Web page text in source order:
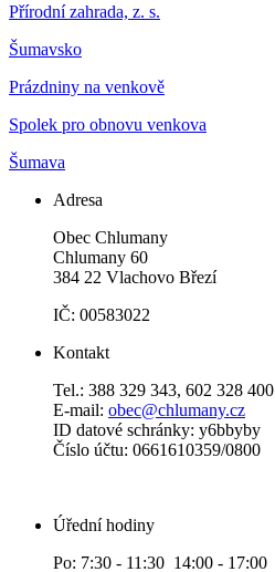
Přírodní zahrada, z. s.
Šumavsko
Prázdniny na venkově
Spolek pro obnovu venkova
Šumava
Adresa
Obec Chlumany
Chlumany 60
384 22 Vlachovo Březí
IČ: 00583022
Kontakt
Tel.: 388 329 343, 602 328 400
E-mail: obec@chlumany.cz
ID datové schránky: y6bbyby
Číslo účtu: 0661610359/0800
Úřední hodiny
Po: 7:30 - 11:30 14:00 - 17:00